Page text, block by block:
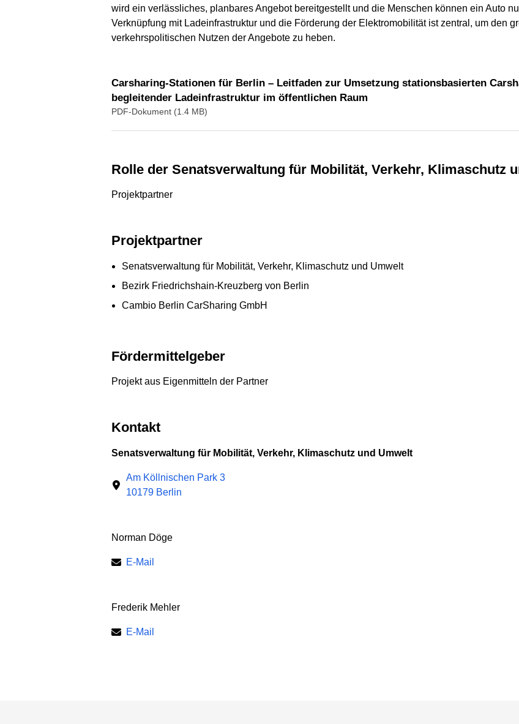
wird ein verlässliches, planbares Angebot bereitgestellt und die Menschen können ein Auto
Verknüpfung mit Ladeinfrastruktur und die Förderung der Elektromobilität ist zentral, um den
verkehrspolitischen Nutzen der Angebote zu heben.
Carsharing-Stationen für Berlin – Leitfaden zur Umsetzung stationsbasierten
begleitender Ladeinfrastruktur im öffentlichen Raum
PDF-Dokument (1.4 MB)
Rolle der Senatsverwaltung für Mobilität, Verkehr, Klimaschutz
Projektpartner
Projektpartner
Senatsverwaltung für Mobilität, Verkehr, Klimaschutz und Umwelt
Bezirk Friedrichshain-Kreuzberg von Berlin
Cambio Berlin CarSharing GmbH
Fördermittelgeber
Projekt aus Eigenmitteln der Partner
Kontakt
Senatsverwaltung für Mobilität, Verkehr, Klimaschutz und Umwelt
Am Köllnischen Park 3
10179 Berlin
Norman Döge
E-Mail
Frederik Mehler
E-Mail